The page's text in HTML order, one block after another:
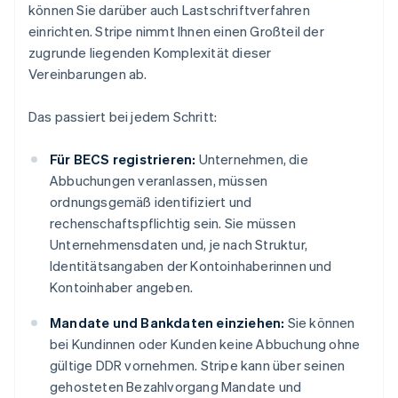
können Sie darüber auch Lastschriftverfahren
einrichten. Stripe nimmt Ihnen einen Großteil der
zugrunde liegenden Komplexität dieser
Vereinbarungen ab.
Das passiert bei jedem Schritt:
Für BECS registrieren: Unternehmen, die
Abbuchungen veranlassen, müssen
ordnungsgemäß identifiziert und
rechenschaftspflichtig sein. Sie müssen
Unternehmensdaten und, je nach Struktur,
Identitätsangaben der Kontoinhaberinnen und
Kontoinhaber angeben.
Mandate und Bankdaten einziehen: Sie können
bei Kundinnen oder Kunden keine Abbuchung ohne
gültige DDR vornehmen. Stripe kann über seinen
gehosteten Bezahlvorgang Mandate und